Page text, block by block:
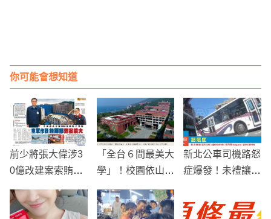
你可能會想知道
前少將張大偉涉3
0億改建案索賄，
光！
「全台６間最美大
學」！校園依山傍
景！
新北公車司機路怒
症爆發！未禮讓遭
發關注